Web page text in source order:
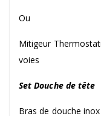
Ou
Mitigeur
voies
Set Douche de tête
Bras de douche